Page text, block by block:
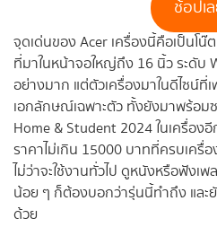
ช้อปเ
จุดเด่นของ Acer เครื่องนี้คือเป็นโน๊
ที่มาในหน้าจอใหญ่ถึง 16 นิ้ว ระดับ
อย่างมาก แต่ตัวเครื่องมาในดีไซน์ที่
เอกลักษณ์เฉพาะตัว ทั้งยังมาพร้อม
Home & Student 2024 ในเครื่อง
ราคาไม่เกิน 15000 บาทที่ครบเครื่
ไม่ว่าจะใช้งานทั่วไป ดูหนังหรือฟังเ
น้อย ๆ ก็ต้องบอกว่ารุ่นนี้ทำถึง และ
ด้วย